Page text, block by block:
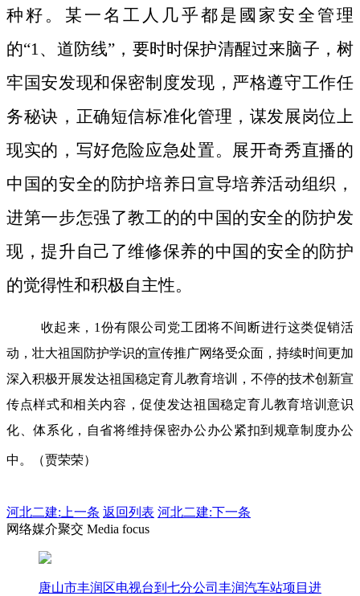
种籽。 某一名工人几乎都是國家安全管理
的“1、道防线”，要时时保护清醒过来脑子，树
牢国安发现和保密制度发现，严格遵守工作任
务秘诀，正确短信标准化管理，谋发展岗位上
现实的，写好危险应急处置。展开奇秀直播的
中国的安全的防护培养日宣导培养活动组织，
进第一步怎强了教工的的中国的安全的防护发
现，提升自己了维修保养的中国的安全的防护
的觉得性和积极自主性。
收起来，1份有限公司党工团将不间断进行这类促销活
动，壮大祖国防护学识的宣传推广网络受众面，持续时间更加
深入积极开展发达祖国稳定育儿教育培训，不停的技术创新宣
传点样式和相关内容，促使发达祖国稳定育儿教育培训意识
化、体系化，自省将维持保密办公办公紧扣到规章制度办公
中。（贾荣荣）
河北二建: 上一条 返回列表 河北二建:下一条
网络媒介聚交 Media focus
唐山市丰润区电视台到七分公司丰润汽车站项目进